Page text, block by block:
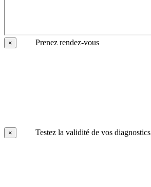
× Prenez rendez-vous
× Testez la validité de vos diagnostics